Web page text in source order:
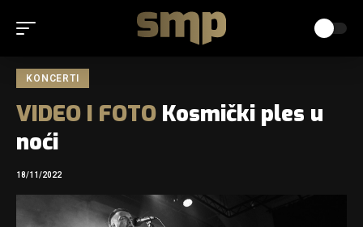
KONCERTI
VIDEO I FOTO Kosmički ples u
noći
18/11/2022